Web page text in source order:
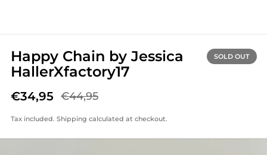
Happy Chain by Jessica
HallerXfactory17
SOLD OUT
€34,95 €44,95
Tax included. Shipping calculated at checkout.